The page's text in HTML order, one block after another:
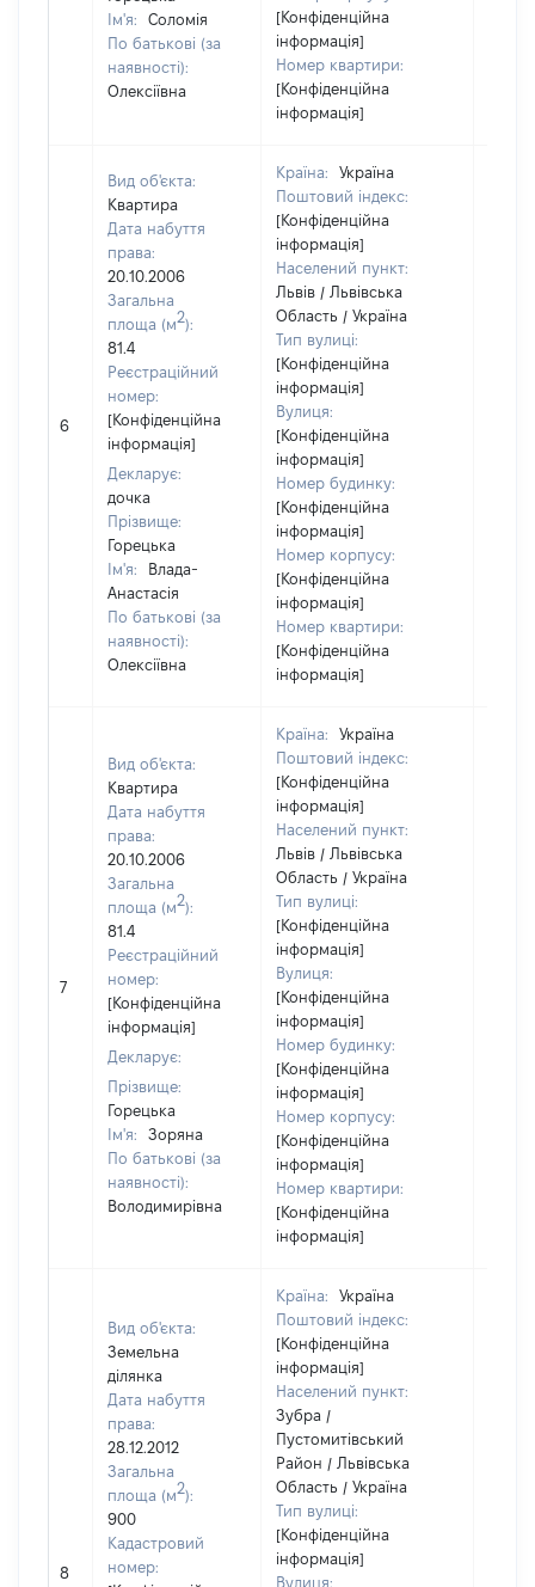
Ім'я:
Соломія
По батькові (за
наявності):
Олексіївна
[Конфіденційна
інформація]
Номер квартири:
[Конфіденційна
інформація]
6
Вид об'єкта:
Квартира
Дата набуття
права:
20.10.2006
Загальна
площа (м2):
81.4
Реєстраційний
номер:
[Конфіденційна
інформація]
Декларує:
дочка
Прізвище:
Горецька
Ім'я:
Влада-
Анастасія
По батькові (за
наявності):
Олексіївна
Країна:
Україна
Поштовий індекс:
[Конфіденційна
інформація]
Населений пункт:
Львів / Львівська
Область / Україна
Тип вулиці:
[Конфіденційна
інформація]
Вулиця:
[Конфіденційна
інформація]
Номер будинку:
[Конфіденційна
інформація]
Номер корпусу:
[Конфіденційна
інформація]
Номер квартири:
[Конфіденційна
інформація]
7
Вид об'єкта:
Квартира
Дата набуття
права:
20.10.2006
Загальна
площа (м2):
81.4
Реєстраційний
номер:
[Конфіденційна
інформація]
Декларує:
Прізвище:
Горецька
Ім'я:
Зоряна
По батькові (за
наявності):
Володимирівна
Країна:
Україна
Поштовий індекс:
[Конфіденційна
інформація]
Населений пункт:
Львів / Львівська
Область / Україна
Тип вулиці:
[Конфіденційна
інформація]
Вулиця:
[Конфіденційна
інформація]
Номер будинку:
[Конфіденційна
інформація]
Номер корпусу:
[Конфіденційна
інформація]
Номер квартири:
[Конфіденційна
інформація]
8
Вид об'єкта:
Земельна
ділянка
Дата набуття
права:
28.12.2012
Загальна
площа (м2):
900
Кадастровий
номер:
Країна:
Україна
Поштовий індекс:
[Конфіденційна
інформація]
Населений пункт:
Зубра /
Пустомитівський
Район / Львівська
Область / Україна
Тип вулиці:
[Конфіденційна
інформація]
Вулиця: